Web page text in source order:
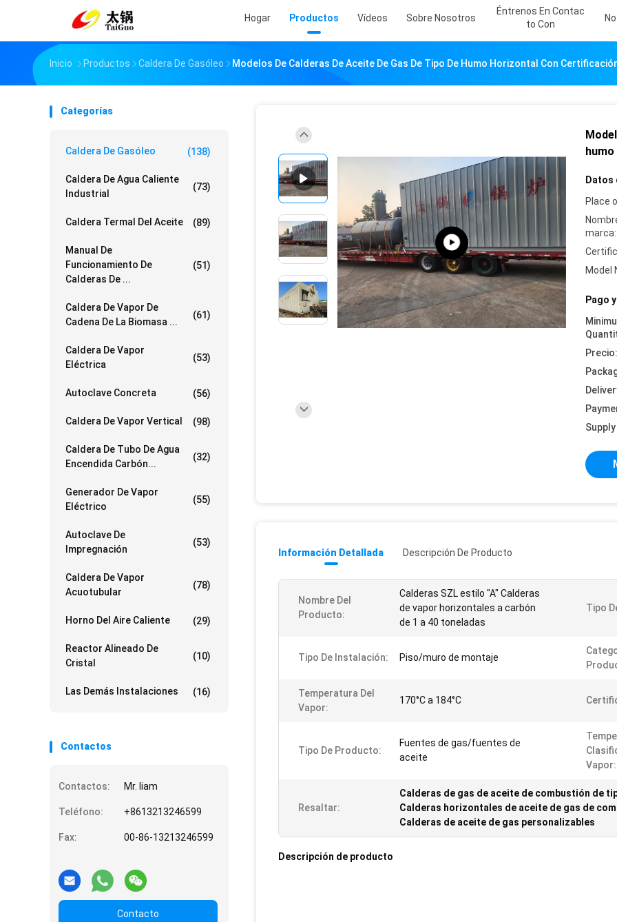
Hogar Productos Vídeos Sobre Nosotros
Éntrenos En Contac
To Con
Inicio Productos Caldera De Gasóleo Modelos De Calderas De Aceite De Gas De Tipo De Humo Horizontal Con
Categorías
Caldera De Gasóleo (138)
Caldera De Agua Caliente
Industrial
(73)
Caldera Termal Del Aceite (89)
Manual De
Funcionamiento De
Calderas De ...
(51)
Caldera De Vapor De
Cadena De La Biomasa ...
(61)
Caldera De Vapor
Eléctrica
(53)
Autoclave Concreta (56)
Caldera De Vapor Vertical (98)
Caldera De Tubo De Agua
Encendida Carbón...
(32)
Generador De Vapor
Eléctrico
(55)
Autoclave De
Impregnación
(53)
Caldera De Vapor
Acuotubular
(78)
Horno Del Aire Caliente (29)
Reactor Alineado De
Cristal
(10)
Las Demás Instalaciones (16)
Contactos
Contactos: Mr. liam
Teléfono: +8613213246599
Fax: 00-86-13213246599
Contacto
Datos
Place
marca:
Model
Pago
Precio:
Información Detallada Descripción De Producto
Nombre Del
Producto:
Calderas SZL estilo "A" Calderas
de vapor horizontales a carbón
de 1 a 40 toneladas
Tipo
Tipo De Instalación: Piso/muro de montaje
Temperatura Del
Vapor:
170°C a 184°C
Tipo De Producto:
Fuentes de gas/fuentes de
aceite
Vapor:
Resaltar:
Calderas de gas de aceite de combustión de
Calderas horizontales de aceite de gas de
Calderas de aceite de gas personalizables
Descripción de producto